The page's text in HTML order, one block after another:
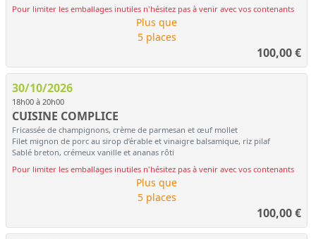
Pour limiter les emballages inutiles n'hésitez pas à venir avec vos contenants
Plus que
5 places
100,00€
30/10/2026
18h00 à 20h00
CUISINE COMPLICE
Fricassée de champignons, crème de parmesan et œuf mollet
Filet mignon de porc au sirop d’érable et vinaigre balsamique, riz pilaf
Sablé breton, crémeux vanille et ananas rôti
Pour limiter les emballages inutiles n'hésitez pas à venir avec vos contenants
Plus que
5 places
100,00€